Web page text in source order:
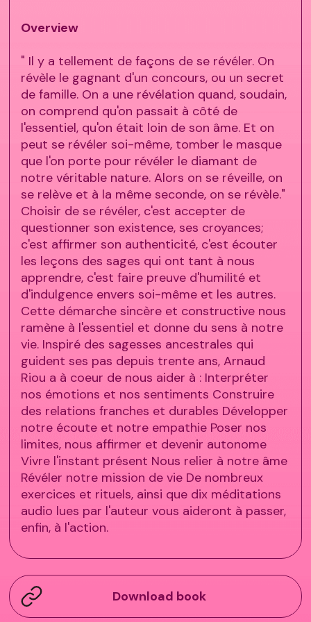
Overview
" Il y a tellement de façons de se révéler. On
révèle le gagnant d'un concours, ou un secret
de famille. On a une révélation quand, soudain,
on comprend qu'on passait à côté de
l'essentiel, qu'on était loin de son âme. Et on
peut se révéler soi-même, tomber le masque
que l'on porte pour révéler le diamant de
notre véritable nature. Alors on se réveille, on
se relève et à la même seconde, on se révèle."
Choisir de se révéler, c'est accepter de
questionner son existence, ses croyances;
c'est affirmer son authenticité, c'est écouter
les leçons des sages qui ont tant à nous
apprendre, c'est faire preuve d'humilité et
d'indulgence envers soi-même et les autres.
Cette démarche sincère et constructive nous
ramène à l'essentiel et donne du sens à notre
vie. Inspiré des sagesses ancestrales qui
guident ses pas depuis trente ans, Arnaud
Riou a à coeur de nous aider à : Interpréter
nos émotions et nos sentiments Construire
des relations franches et durables Développer
notre écoute et notre empathie Poser nos
limites, nous affirmer et devenir autonome
Vivre l'instant présent Nous relier à notre âme
Révéler notre mission de vie De nombreux
exercices et rituels, ainsi que dix méditations
audio lues par l'auteur vous aideront à passer,
enfin, à l'action.
Download book